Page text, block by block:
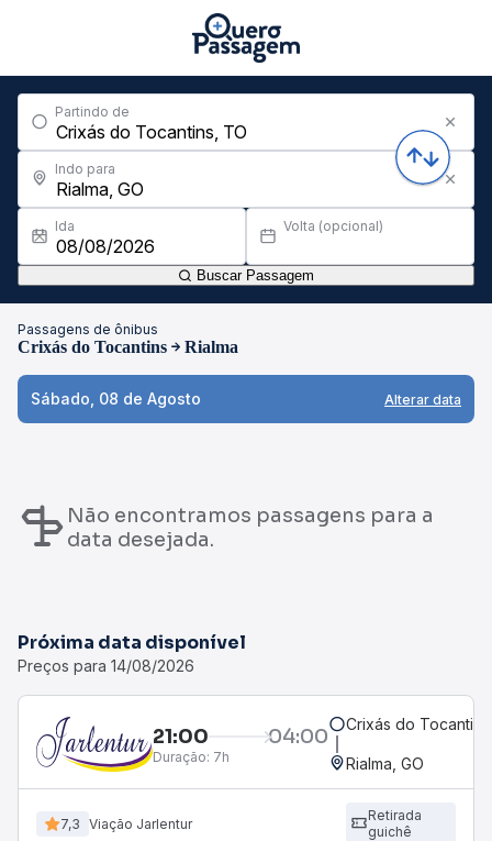
Partindo de
Indo para
Ida Volta (opcional)
Buscar Passagem
Passagens de ônibus
Crixás do Tocantins Rialma
Sábado, 08 de Agosto Alterar data
Não encontramos passagens para a
data desejada.
Próxima data disponível
Preços para 14/08/2026
21:00 04:00
Duração: 7h
Crixás do
Rialma, GO
7,3 Viação Jarlentur
Retirada
guichê